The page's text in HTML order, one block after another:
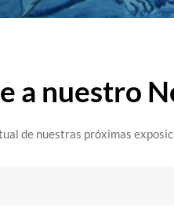
a nuestro
de nuestras próximas